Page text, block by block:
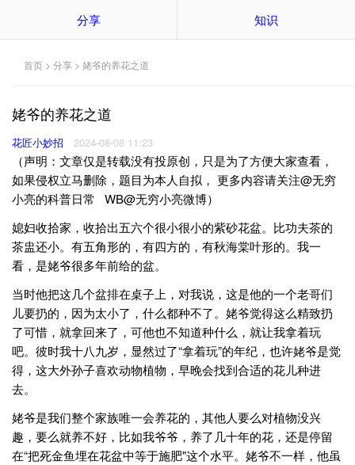
分享 知识
首页 > 分享 > 姥爷的养花之道
姥爷的养花之道
花匠小妙招 2024-08-08 11:23
（声明：文章仅是转载没有投原创，只是为了方便大家查看，
如果侵权立马删除，题目为本人自拟， 更多内容请关注@无穷
小亮的科普日常 WB@无穷小亮微博）
媳妇收拾家，收拾出五六个很小很小的紫砂花盆。比功夫茶的
茶盅还小。有五角形的，有四方的，有秋海棠叶形的。我一
看，是姥爷很多年前给的盆。
当时他把这几个盆排在桌子上，对我说，这是他的一个老哥们
儿要扔的，因为太小了，什么都种不了。姥爷觉得这么精致扔
了可惜，就拿回来了，可他也不知道种什么，就让我拿着玩
吧。彼时我十八九岁，显然过了“拿着玩”的年纪，也许姥爷是觉
得，这大外孙子喜欢动物植物，早晚会找到合适的花儿种进
去。
姥爷是我们整个家族唯一会养花的，其他人要么对植物没兴
趣，要么就养不好，比如我爷爷，养了几十年的花，还是停留
在“把死金鱼埋在花盆中等于施肥"这个水平。姥爷不一样，他虽